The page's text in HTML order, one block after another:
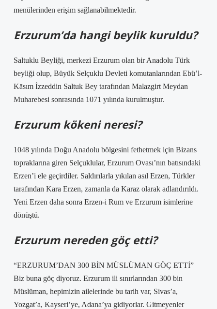
menülerinden erişim sağlanabilmektedir.
Erzurum’da hangi beylik kuruldu?
Saltuklu Beyliği, merkezi Erzurum olan bir Anadolu Türk
beyliği olup, Büyük Selçuklu Devleti komutanlarından Ebü’l-
Kāsım İzzeddin Saltuk Bey tarafından Malazgirt Meydan
Muharebesi sonrasında 1071 yılında kurulmuştur.
Erzurum kökeni neresi?
1048 yılında Doğu Anadolu bölgesini fethetmek için Bizans
topraklarına giren Selçuklular, Erzurum Ovası’nın batısındaki
Erzen’i ele geçirdiler. Saldırılarla yıkılan asıl Erzen, Türkler
tarafından Kara Erzen, zamanla da Karaz olarak adlandırıldı.
Yeni Erzen daha sonra Erzen-i Rum ve Erzurum isimlerine
dönüştü.
Erzurum nereden göç etti?
“ERZURUM’DAN 300 BİN MÜSLÜMAN GÖÇ ETTİ”
Biz buna göç diyoruz. Erzurum ili sınırlarından 300 bin
Müslüman, hepimizin ailelerinde bu tarih var, Sivas’a,
Yozgat’a, Kayseri’ye, Adana’ya gidiyorlar. Gitmeyenler